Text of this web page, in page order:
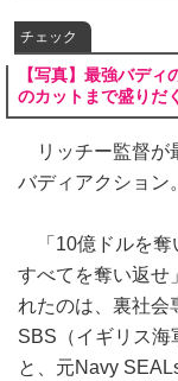
チェック
【写真】最強バデ
のカットまで盛りだ
リッチー監督が
バディアクション。
「10億ドルを奪
すべてを奪い返せ
れたのは、裏社会
SBS（イギリス海
と、元Navy